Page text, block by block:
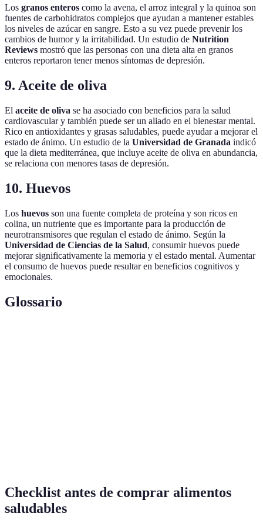
Los granos enteros como la avena, el arroz integral y la quinoa son
fuentes de carbohidratos complejos que ayudan a mantener estables
los niveles de azúcar en sangre. Esto a su vez puede prevenir los
cambios de humor y la irritabilidad. Un estudio de Nutrition
Reviews mostró que las personas con una dieta alta en granos
enteros reportaron tener menos síntomas de depresión.
9. Aceite de oliva
El aceite de oliva se ha asociado con beneficios para la salud
cardiovascular y también puede ser un aliado en el bienestar mental.
Rico en antioxidantes y grasas saludables, puede ayudar a mejorar el
estado de ánimo. Un estudio de la Universidad de Granada indicó
que la dieta mediterránea, que incluye aceite de oliva en abundancia,
se relaciona con menores tasas de depresión.
10. Huevos
Los huevos son una fuente completa de proteína y son ricos en
colina, un nutriente que es importante para la producción de
neurotransmisores que regulan el estado de ánimo. Según la
Universidad de Ciencias de la Salud, consumir huevos puede
mejorar significativamente la memoria y el estado mental. Aumentar
el consumo de huevos puede resultar en beneficios cognitivos y
emocionales.
Glossario
Checklist antes de comprar alimentos
saludables